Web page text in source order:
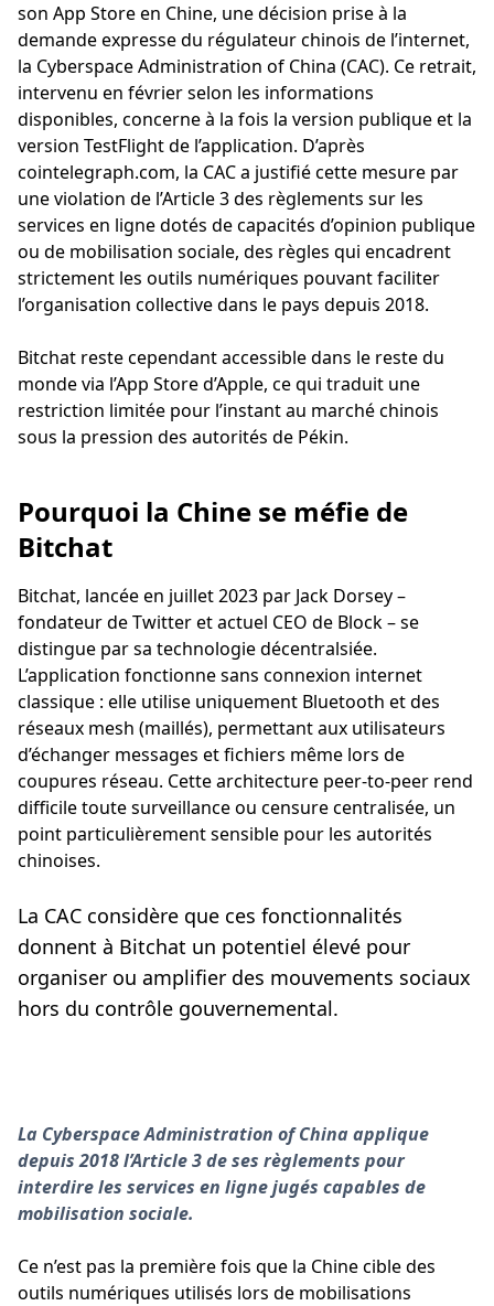
son App Store en Chine, une décision prise à la
demande expresse du régulateur chinois de l’internet,
la Cyberspace Administration of China (CAC). Ce retrait,
intervenu en février selon les informations
disponibles, concerne à la fois la version publique et la
version TestFlight de l’application. D’après
cointelegraph.com, la CAC a justifié cette mesure par
une violation de l’Article 3 des règlements sur les
services en ligne dotés de capacités d’opinion publique
ou de mobilisation sociale, des règles qui encadrent
strictement les outils numériques pouvant faciliter
l’organisation collective dans le pays depuis 2018.
Bitchat reste cependant accessible dans le reste du
monde via l’App Store d’Apple, ce qui traduit une
restriction limitée pour l’instant au marché chinois
sous la pression des autorités de Pékin.
Pourquoi la Chine se méfie de
Bitchat
Bitchat, lancée en juillet 2023 par Jack Dorsey –
fondateur de Twitter et actuel CEO de Block – se
distingue par sa technologie décentralsiée.
L’application fonctionne sans connexion internet
classique : elle utilise uniquement Bluetooth et des
réseaux mesh (maillés), permettant aux utilisateurs
d’échanger messages et fichiers même lors de
coupures réseau. Cette architecture peer-to-peer rend
difficile toute surveillance ou censure centralisée, un
point particulièrement sensible pour les autorités
chinoises.
La CAC considère que ces fonctionnalités
donnent à Bitchat un potentiel élevé pour
organiser ou amplifier des mouvements sociaux
hors du contrôle gouvernemental.
La Cyberspace Administration of China applique
depuis 2018 l’Article 3 de ses règlements pour
interdire les services en ligne jugés capables de
mobilisation sociale.
Ce n’est pas la première fois que la Chine cible des
outils numériques utilisés lors de mobilisations